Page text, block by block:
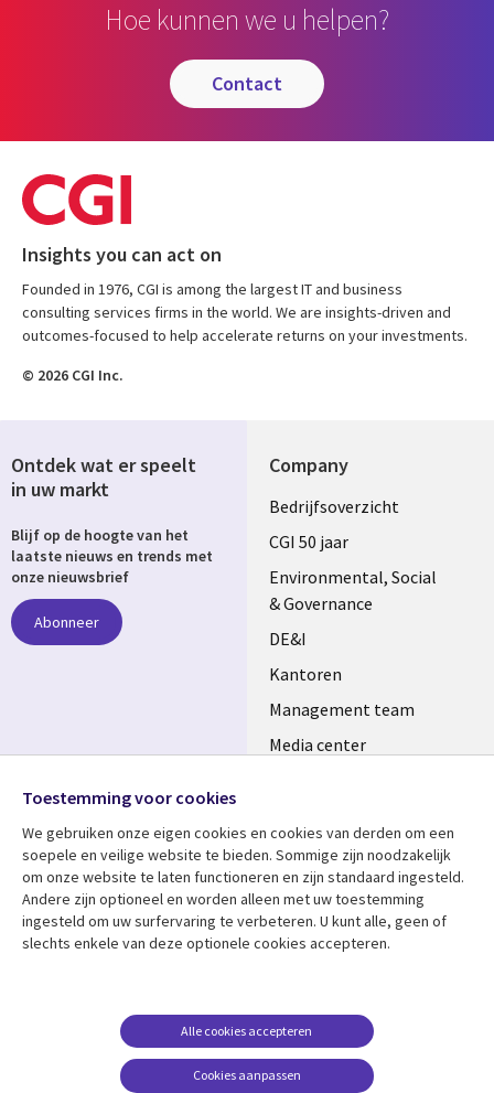
Hoe kunnen we u helpen?
contact
Insights you can act on
Founded in 1976, CGI is among the largest IT and business
consulting services firms in the world. We are insights-driven and
outcomes-focused to help accelerate returns on your investments.
© 2026 CGI Inc.
Company
Useful
links
NETHERLANDS
Bedrijfsoverzicht
CGI 50 jaar
Environmental, Social
& Governance
DE&I
Kantoren
Management team
Media center
Bekijk meer
Library
NETHERLANDS
Artikelen
Evenementen
Support
Legal
Disclaimer
Cookie management
Ontdek wat er speelt
in uw markt
Blijf op de hoogte van het
laatste nieuws en trends met
onze nieuwsbrief
Abonneer
Media
NETHERLANDS
Toestemming voor cookies
We gebruiken onze eigen cookies en cookies van derden om een ​​
soepele en veilige website te bieden. Sommige zijn noodzakelijk
om onze website te laten functioneren en zijn standaard ingesteld.
Andere zijn optioneel en worden alleen met uw toestemming
ingesteld om uw surfervaring te verbeteren. U kunt alle, geen of
slechts enkele van deze optionele cookies accepteren.
Cookies aanpassen
Alle cookies accepteren